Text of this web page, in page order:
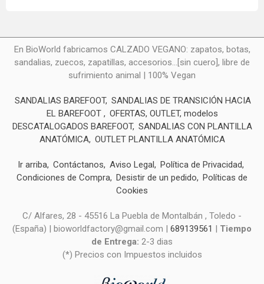
En BioWorld fabricamos CALZADO VEGANO: zapatos, botas,
sandalias, zuecos, zapatillas, accesorios...[sin cuero], libre de
sufrimiento animal | 100% Vegan
SANDALIAS BAREFOOT SANDALIAS DE TRANSICIÓN HACIA
EL BAREFOOT
OFERTAS, OUTLET, modelos
DESCATALOGADOS BAREFOOT SANDALIAS CON PLANTILLA
ANATÓMICA OUTLET PLANTILLA ANATÓMICA
Ir arriba Contáctanos Aviso Legal
Política de Privacidad
Condiciones de Compra Desistir de un pedido
Políticas de
Cookies
C/ Alfares, 28 - 45516 La Puebla de Montalbán , Toledo -
(España) | bioworldfactory@gmail.com | 689139561 | Tiempo
de Entrega: 2-3 dias
(*) Precios con Impuestos incluidos